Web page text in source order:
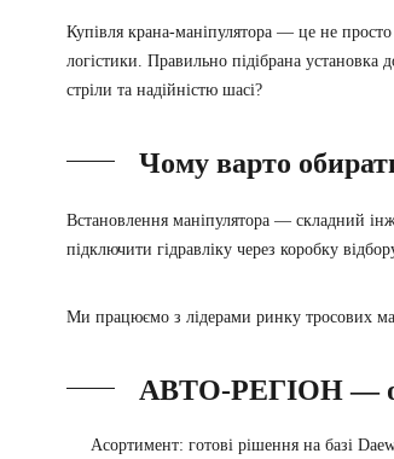
Купівля крана-маніпулятора — це не просто
логістики. Правильно підібрана
стріли та надійністю шасі?
Чому варто
Встановлення маніпулятора — складний
підключити гідравліку через коробку
Ми працюємо з лідерами ринку тросових
АВТО-РЕГІОН —
Асортимент: готові рішення на базі